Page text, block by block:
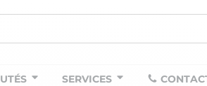
SERVICES